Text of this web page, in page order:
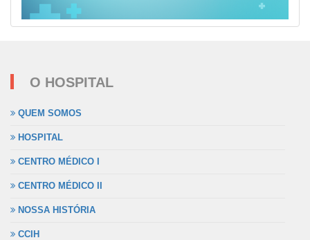
O HOSPITAL
QUEM SOMOS
HOSPITAL
CENTRO MÉDICO I
CENTRO MÉDICO II
NOSSA HISTÓRIA
CCIH